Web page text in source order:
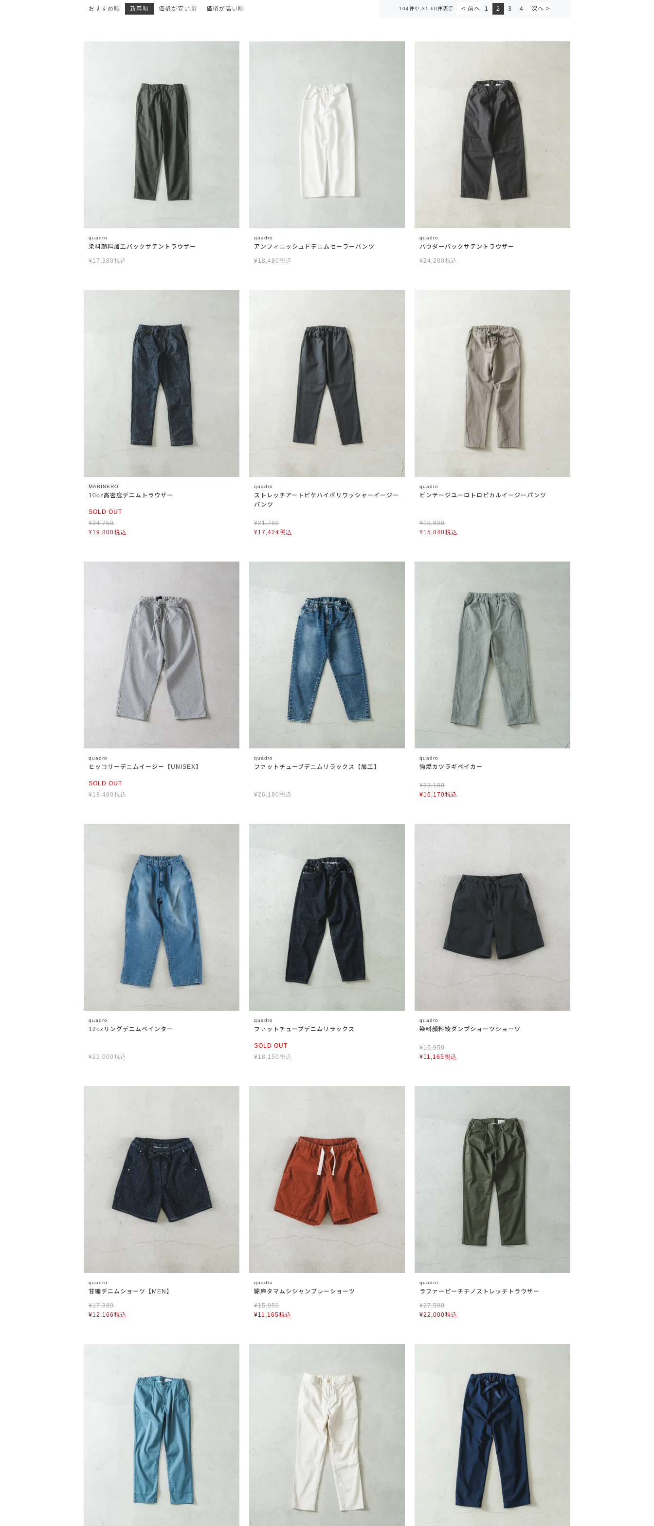
おすすめ順 新着順 価格が安い順 価格が高い順 104件中 31-60件表示 1 2 3 4
quadro
染料顔料加工バックサテントラウザー
¥17,380 税込
quadro
アンフィニッシュドデニムセーラーパンツ
¥18,480 税込
quadro
パウダーバックサテントラウザー
¥24,200 税込
MARINERO
10oz高密度デニムトラウザー
SOLD OUT
¥24,750
¥19,800税込
quadro
ストレッチアートピケハイポリワッシャーイージー
パンツ
¥21,780
¥17,424税込
quadro
ビンテージユーロトロピカルイージーパンツ
¥19,800
¥15,840税込
quadro
ヒッコリーデニムイージー【UNISEX】
SOLD OUT
¥18,480 税込
quadro
ファットチューブデニムリラックス【加工】
¥26,180 税込
quadro
強燃カツラギベイカー
¥23,100
¥16,170税込
quadro
12ozリングデニムペインター
¥22,000 税込
quadro
ファットチューブデニムリラックス
SOLD OUT
¥18,150 税込
quadro
染料顔料綾ダンプショーツショーツ
¥15,950
¥11,165税込
quadro
甘織デニムショーツ【MEN】
¥17,380
¥12,166税込
quadro
綿麻タマムシシャンブレーショーツ
¥15,950
¥11,165税込
quadro
ラファーピーチチノストレッチトラウザー
¥27,500
¥22,000税込